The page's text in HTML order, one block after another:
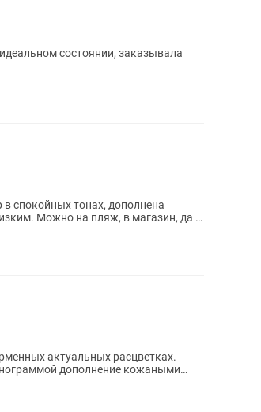
состоянии, заказывала
спокойных тонах, дополнена
Можно на пляж, в магазин, да и
дополнение кожаными